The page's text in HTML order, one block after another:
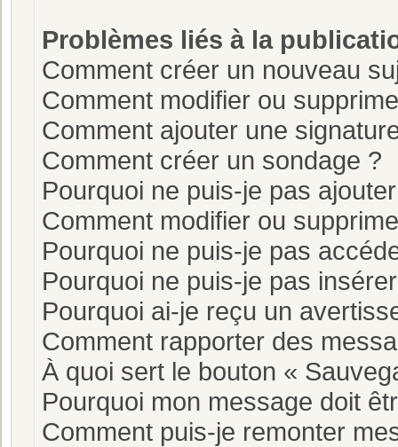
Problèmes liés à la
Comment créer un nouveau
Comment modifier ou
Comment ajouter une
Comment créer un sondage ?
Pourquoi ne puis-je pas
Comment modifier ou
Pourquoi ne puis-je pas
Pourquoi ne puis-je pas
Pourquoi ai-je reçu un
Comment rapporter des
À quoi sert le bouton «
Pourquoi mon message doit
Comment puis-je remonter